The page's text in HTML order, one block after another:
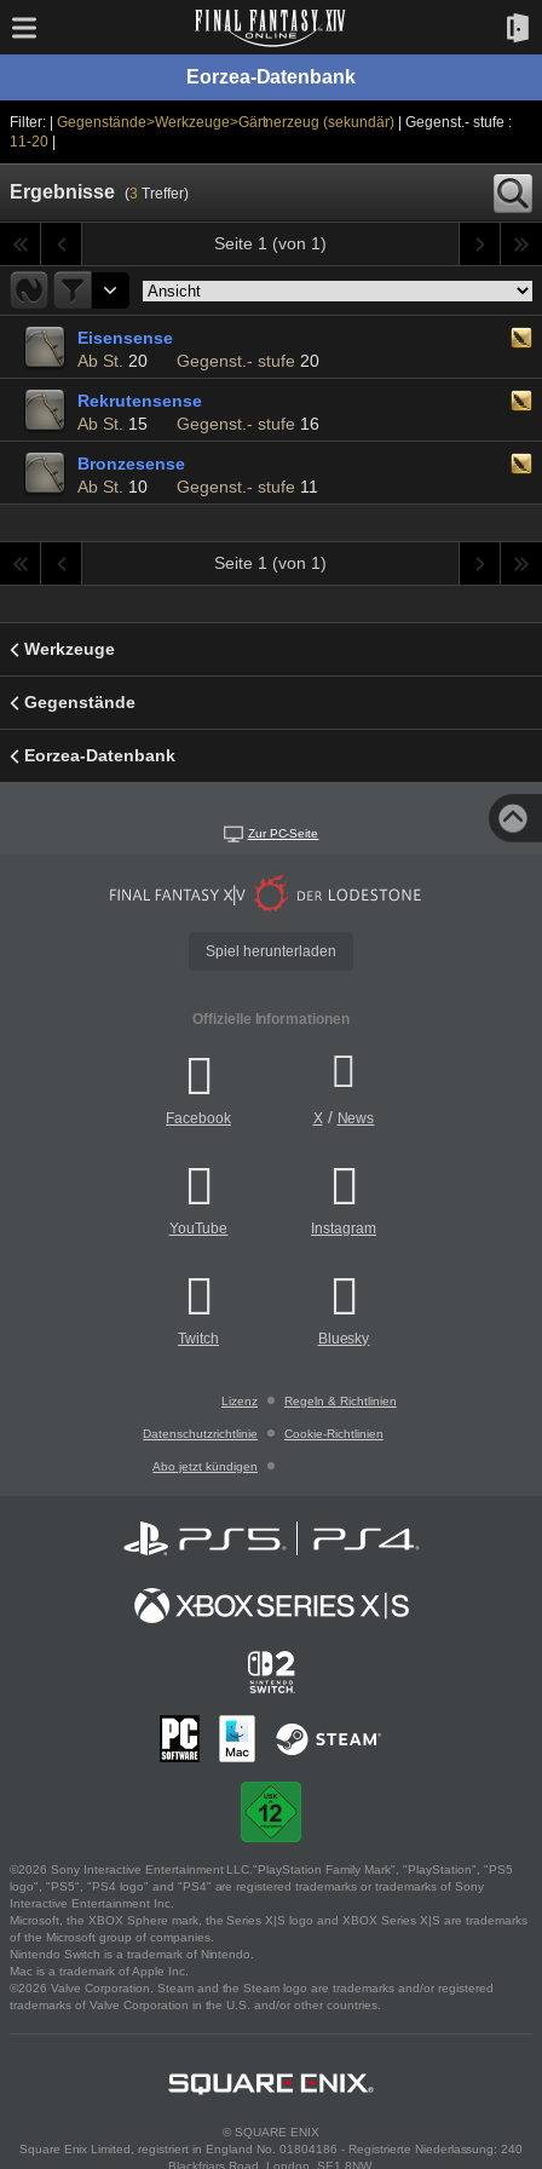
Eorzea-Datenbank
Filter: | Gegenstände>Werkzeuge>Gärtnerzeug (sekundär)
| Gegenst.- stufe :
11-20|
Ergebnisse (3 Treffer)
Seite 1 (von 1)
Eisensense
Ab St. 20 Gegenst.- stufe 20
Rekrutensense
Ab St. 15 Gegenst.- stufe 16
Bronzesense
Ab St. 10 Gegenst.- stufe 11
Seite 1 (von 1)
Werkzeuge
Gegenstände
Eorzea-Datenbank
Zur PC-Seite
Spiel herunterladen
Offizielle Informationen
Facebook X/ News
YouTube Instagram
Twitch Bluesky
Lizenz Regeln & Richtlinien
Datenschutzrichtlinie Cookie-Richtlinien
Abo jetzt kündigen
©2026 Sony Interactive Entertainment LLC."PlayStation Family Mark", "PlayStation", "PS5
logo", "PS5", "PS4 logo" and "PS4" are registered trademarks or trademarks of Sony
Interactive Entertainment Inc.
Microsoft, the XBOX Sphere mark, the Series X|S logo and XBOX Series X|S are trademarks
of the Microsoft group of companies.
Nintendo Switch is a trademark of Nintendo.
Mac is a trademark of Apple Inc.
©2026 Valve Corporation. Steam and the Steam logo are trademarks and/or registered
trademarks of Valve Corporation in the U.S. and/or other countries.
© SQUARE ENIX
Square Enix Limited, registriert in England No. 01804186 - Registrierte Niederlassung: 240
Blackfriars Road, London, SE1 8NW.